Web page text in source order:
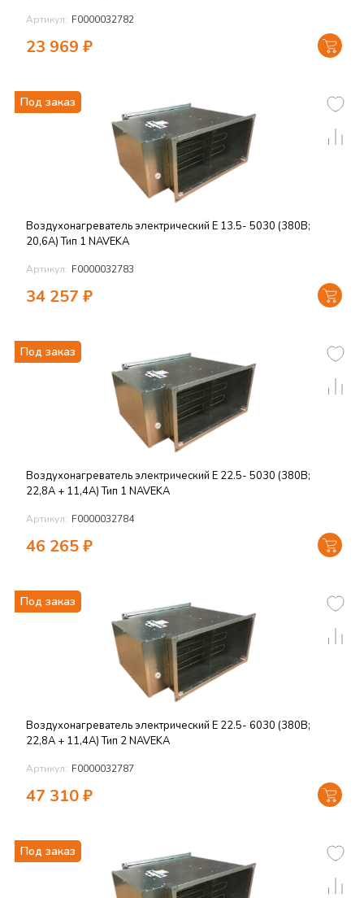
Артикул: F0000032782
23 969 ₽
Под заказ
Воздухонагреватель электрический E 13.5- 5030 (380В;
20,6А) Тип 1 NAVEKA
Артикул: F0000032783
34 257 ₽
Под заказ
Воздухонагреватель электрический E 22.5- 5030 (380В;
22,8А + 11,4А) Тип 1 NAVEKA
Артикул: F0000032784
46 265₽
Под заказ
Воздухонагреватель электрический E 22.5- 6030 (380В;
22,8А + 11,4А) Тип 2 NAVEKA
Артикул: F0000032787
47 310₽
Под заказ